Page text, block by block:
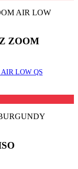
ZOOM
LOW QS